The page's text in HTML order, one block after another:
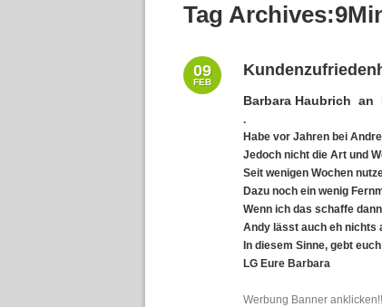
Tag Archives:
09
FEB
Barbara Haubrich an
·
Habe vor Jahren bei
Jedoch nicht die Art und
Seit wenigen Wochen
Dazu noch ein wenig
Wenn ich das schaffe
Andy lässt auch eh nichts
In diesem Sinne, gebt
LG Eure Barbara
Werbung Banner